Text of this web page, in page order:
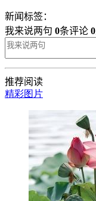
新闻标签：
我来说两句 0条评论 0
推荐阅读